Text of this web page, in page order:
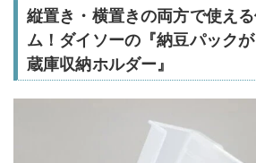
縦置き・横置きの両方で使え
ム！ダイソーの『納豆パック
蔵庫収納ホルダー』